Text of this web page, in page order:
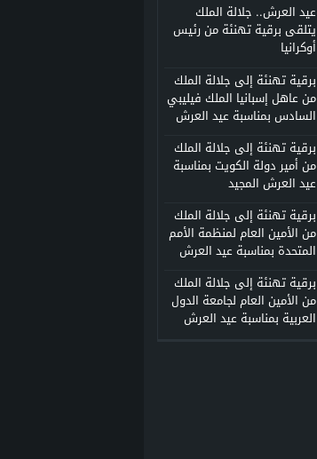
عيد العرش.. جلالة الملك
يتلقى برقية تهنئة من رئيس
أوكرانيا
برقية تهنئة إلى جلالة الملك
من عاهل إسبانيا الملك فيليبي
السادس بمناسبة عيد العرش
برقية تهنئة إلى جلالة الملك
من أمير دولة الكويت بمناسبة
عيد العرش المجيد
برقية تهنئة إلى جلالة الملك
من الأمين العام لمنظمة الأمم
المتحدة بمناسبة عيد العرش
برقية تهنئة إلى جلالة الملك
من الأمين العام لجامعة الدول
العربية بمناسبة عيد العرش